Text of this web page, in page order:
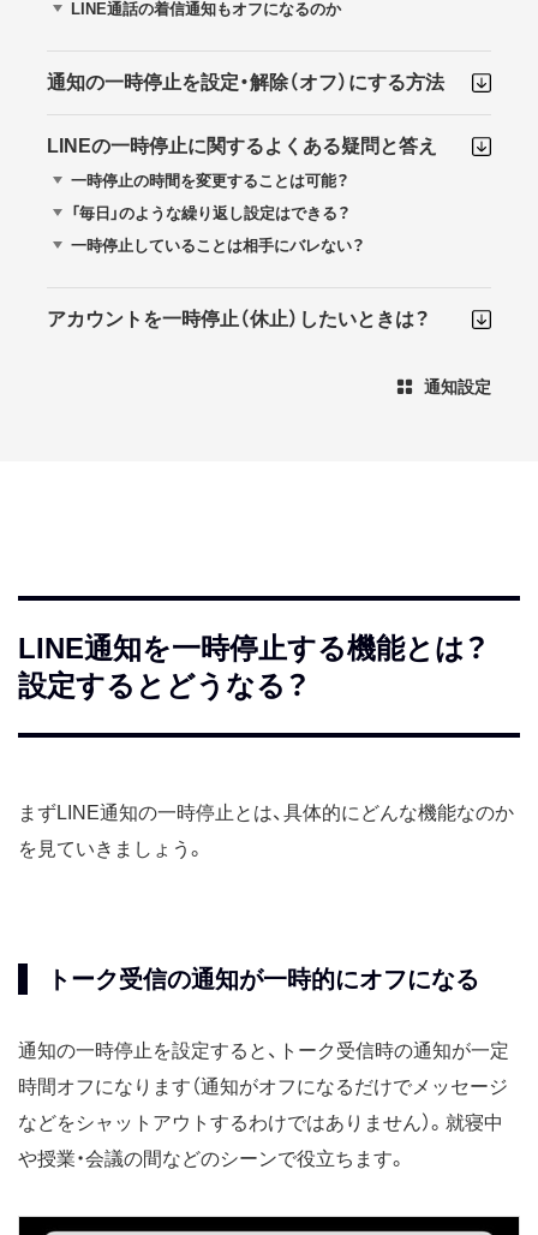
LINE通話の着信通知もオフになるのか
通知の一時停止を設定・解除（オフ）にする方法
LINEの一時停止に関するよくある疑問と答え
一時停止の時間を変更することは可能？
「毎日」のような繰り返し設定はできる？
一時停止していることは相手にバレない？
アカウントを一時停止（休止）したいときは？
通知設定
LINE通知を一時停止する機能とは？
設定するとどうなる？
まずLINE通知の一時停止とは、具体的にどんな機能なのか
を見ていきましょう。
トーク受信の通知が一時的にオフになる
通知の一時停止を設定すると、トーク受信時の通知が一定
時間オフになります（通知がオフになるだけでメッセージ
などをシャットアウトするわけではありません）。就寝中
や授業・会議の間などのシーンで役立ちます。